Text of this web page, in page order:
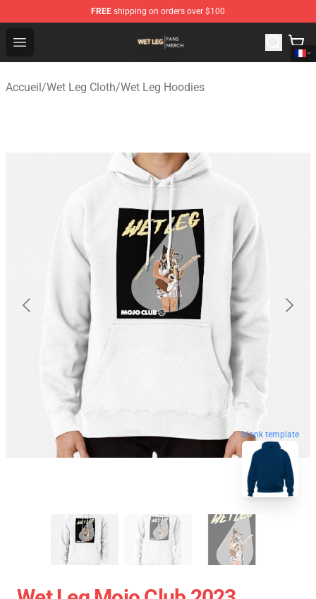
FREE shipping on orders over $100
Open menu
Wet Leg Shop - Official Wet Leg Merchandise Store
Accueil/Wet Leg Cloth/Wet Leg Hoodies
blank template